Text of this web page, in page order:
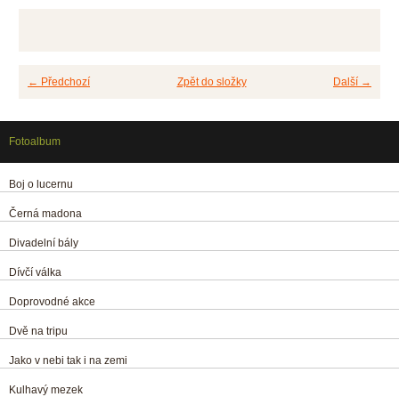
← Předchozí Další →
Zpět do složky
Fotoalbum
Boj o lucernu
Černá madona
Divadelní bály
Dívčí válka
Doprovodné akce
Dvě na tripu
Jako v nebi tak i na zemi
Kulhavý mezek